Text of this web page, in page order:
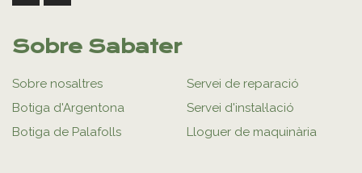
Sobre Sabater
Sobre nosaltres
Botiga d'Argentona
Botiga de Palafolls
Servei de reparació
Servei d'instal·lació
Lloguer de maquinària